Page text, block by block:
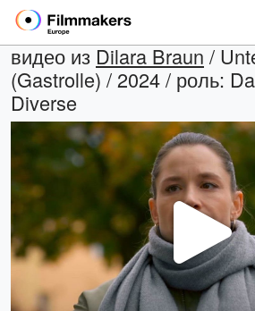
видео из Dilara Braun /
(Gastrolle) / 2024 / роль:
Diverse